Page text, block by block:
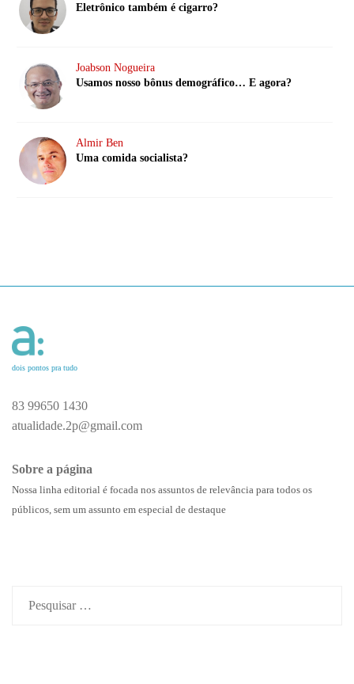
Eletrônico também é cigarro?
Joabson Nogueira
Usamos nosso bônus demográfico… E agora?
Almir Ben
Uma comida socialista?
dois pontos pra tudo
83 99650 1430
atualidade.2p@gmail.com
Sobre a página
Nossa linha editorial é focada nos assuntos de relevância para todos os
públicos, sem um assunto em especial de destaque